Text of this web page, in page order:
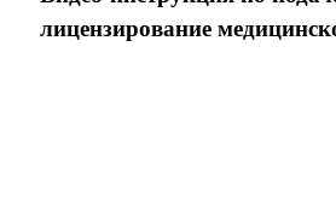
лицензирование